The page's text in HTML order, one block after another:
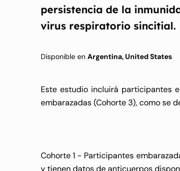
persistencia de la
virus respiratorio sincitial.
Disponible en Argentina, United States
Este estudio incluirá participantes
embarazadas (Cohorte 3), como se
Cohorte 1 - Participantes
y tienen datos de anticuerpos